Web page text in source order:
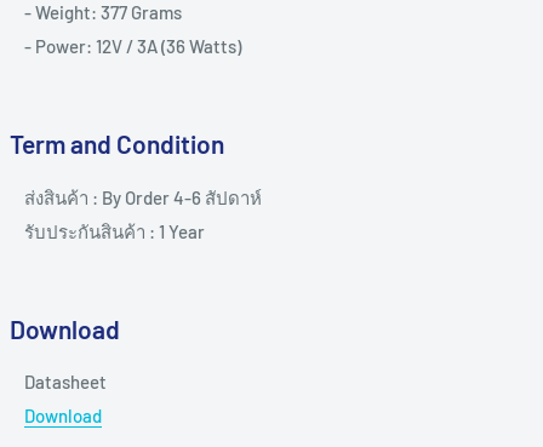
- Weight: 377 Grams
- Power: 12V / 3A (36 Watts)
Term and Condition
ส่งสินค้า : By Order 4-6 สัปดาห์
รับประกันสินค้า : 1 Year
Download
Datasheet
Download